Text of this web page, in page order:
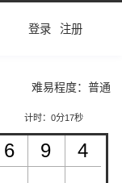
登录 注册
难易程度：普通
计时：0分17秒